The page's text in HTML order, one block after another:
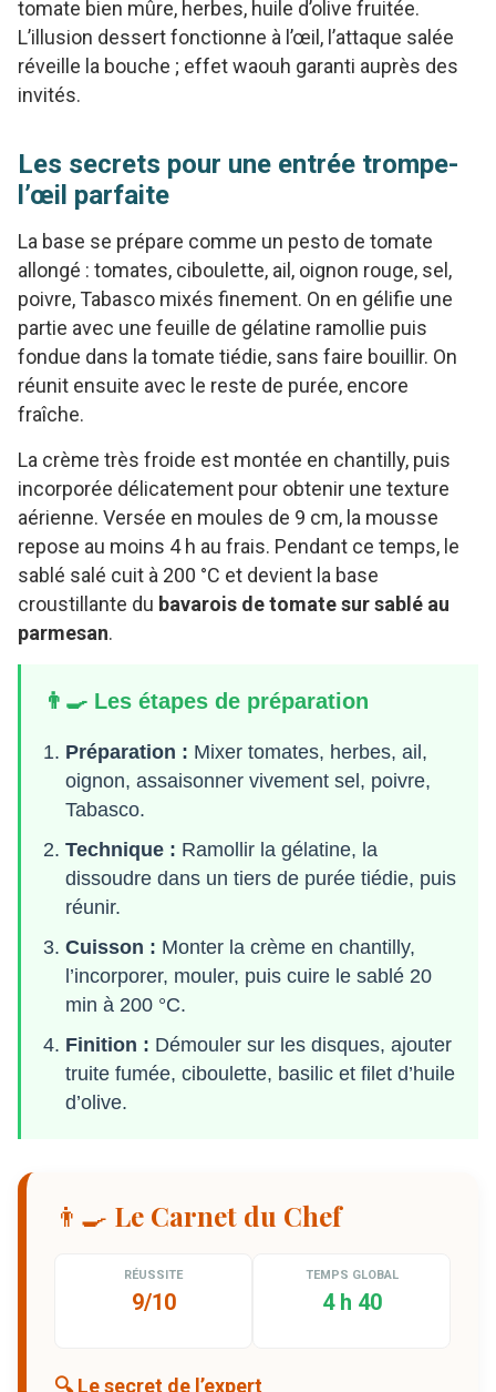
tomate bien mûre, herbes, huile d’olive fruitée.
L’illusion dessert fonctionne à l’œil, l’attaque salée
réveille la bouche ; effet waouh garanti auprès des
invités.
Les secrets pour une entrée trompe-
l’œil parfaite
La base se prépare comme un pesto de tomate
allongé : tomates, ciboulette, ail, oignon rouge, sel,
poivre, Tabasco mixés finement. On en gélifie une
partie avec une feuille de gélatine ramollie puis
fondue dans la tomate tiédie, sans faire bouillir. On
réunit ensuite avec le reste de purée, encore
fraîche.
La crème très froide est montée en chantilly, puis
incorporée délicatement pour obtenir une texture
aérienne. Versée en moules de 9 cm, la mousse
repose au moins 4 h au frais. Pendant ce temps, le
sablé salé cuit à 200 °C et devient la base
croustillante du bavarois de tomate sur sablé au
parmesan.
👨‍🍳 Les étapes de préparation
Préparation : Mixer tomates, herbes, ail,
oignon, assaisonner vivement sel, poivre,
Tabasco.
Technique : Ramollir la gélatine, la
dissoudre dans un tiers de purée tiédie, puis
réunir.
Cuisson : Monter la crème en chantilly,
l’incorporer, mouler, puis cuire le sablé 20
min à 200 °C.
Finition : Démouler sur les disques, ajouter
truite fumée, ciboulette, basilic et filet d’huile
d’olive.
👨‍🍳 Le Carnet du Chef
RÉUSSITE
9/10
TEMPS GLOBAL
4 h 40
🔍 Le secret de l’expert